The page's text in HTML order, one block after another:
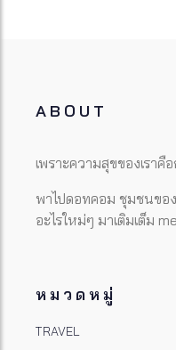
ABOUT
เพราะความสุขของเราคื
พาไปดอทคอม ชุมชนขอ
อะไรใหม่ๆ มาเติมเต็ม
หมวดหมู่
TRAVEL